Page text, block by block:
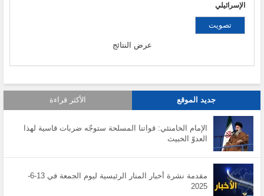
الإسرائيلي
عرض النتائج
جديد الموقع الأكثر قراءة
الإمام الخامنئي: قواتنا المسلحة ستوجّه ضربات قاسية لهذا
العدوّ الخبيث
مقدمة نشرة أخبار المنار الرئيسية ليوم الجمعة في 13-6-
2025